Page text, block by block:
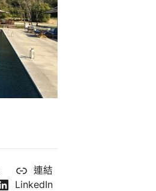
連結
LinkedIn